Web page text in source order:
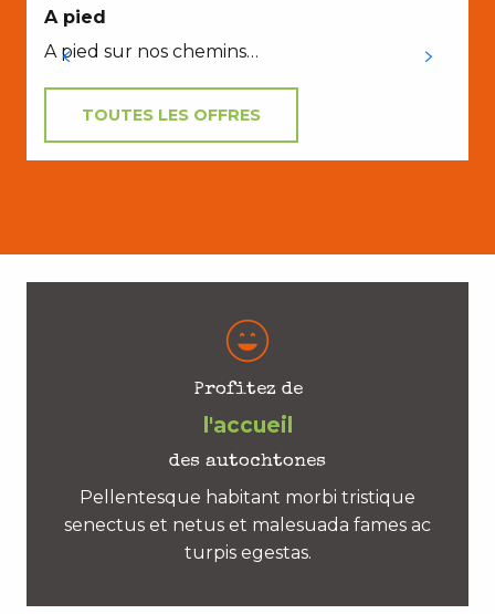
A pied
A pied sur nos chemins…
TOUTES LES OFFRES
Profitez de
l'accueil
des autochtones
Pellentesque habitant morbi tristique
senectus et netus et malesuada fames ac
turpis egestas.